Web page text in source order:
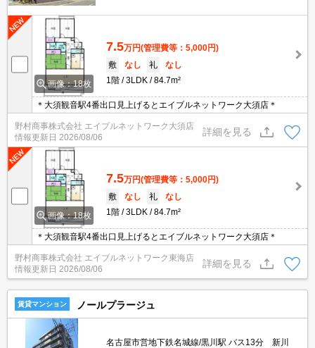
画像：18枚
7.5万円(管理費等：5,000円)
敷
なし 礼
なし
1階
3LDK 84.7m²
＊大須観音駅4番出口見上げるとエイブルネットワーク大須店＊
野村商事株式会社 エイブルネットワーク大須店
情報更新日 2026/08/06
詳細を見る
画像：18枚
7.5万円(管理費等：5,000円)
敷
なし 礼
なし
1階
3LDK 84.7m²
＊大須観音駅4番出口見上げるとエイブルネットワーク大須店＊
野村商事株式会社 エイブルネットワーク東海店
情報更新日 2026/08/06
詳細を見る
賃貸マンション ノールプラージュ
名古屋市営地下鉄名城線/黒川駅 バス13分 新川